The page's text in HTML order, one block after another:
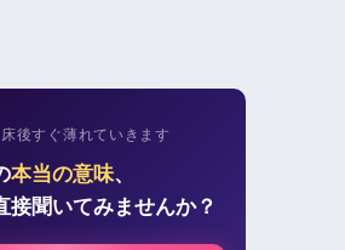
後すぐ薄れていきます
本当の意味、
接聞いてみませんか？